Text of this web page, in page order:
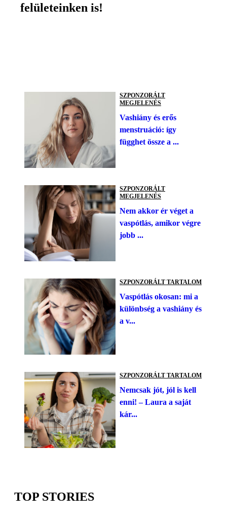
felületeinken is!
SZPONZORÁLT
MEGJELENÉS
Vashiány és erős
menstruáció: így
függhet össze a ...
SZPONZORÁLT
MEGJELENÉS
Nem akkor ér véget a
vaspótlás, amikor végre
jobb ...
SZPONZORÁLT TARTALOM
Vaspótlás okosan: mi a
különbség a vashiány és
a v...
SZPONZORÁLT TARTALOM
Nemcsak jót, jól is kell
enni! – Laura a saját
kár...
TOP STORIES